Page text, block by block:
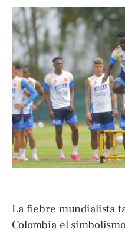
La fiebre mundialista
Colombia el